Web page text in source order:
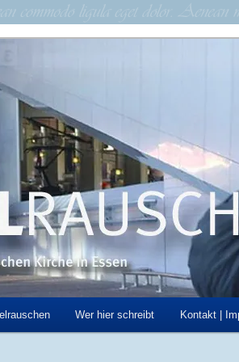
Kirche in Essen
Wer hier schreibt Kontakt |